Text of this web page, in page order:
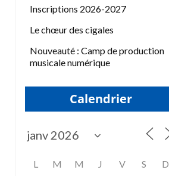
Inscriptions 2026-2027
Le chœur des cigales
Nouveauté : Camp de production
musicale numérique
Calendrier
L M M J V S
D